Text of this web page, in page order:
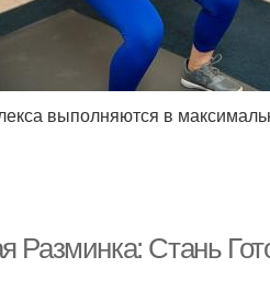
выполняются в
Разминка: Стань